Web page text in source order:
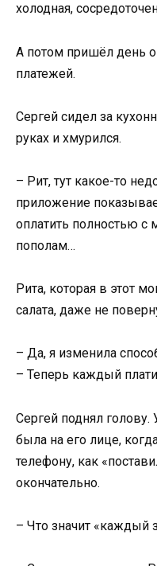
холодная,
А потом пришёл день
платежей.
Сергей сидел за
руках и хмурился.
– Рит, тут какое-то
приложение
оплатить полностью
пополам…
Рита, которая в этот
салата, даже не
– Да, я изменила
– Теперь каждый
Сергей поднял
была на его лице,
телефону, как
окончательно.
– Что значит «каждый